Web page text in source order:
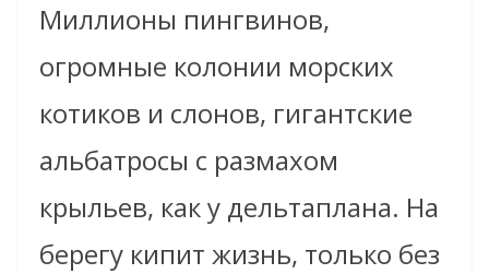
Миллионы пингвинов,
огромные колонии морских
котиков и слонов, гигантские
альбатросы с размахом
крыльев, как у дельтаплана. На
берегу кипит жизнь, только без